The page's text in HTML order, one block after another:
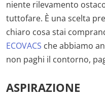
niente rilevamento
tuttofare. È una scelta
chiaro cosa stai
ECOVACS che abbiamo
non paghi il contorno,
ASPIRAZIONE